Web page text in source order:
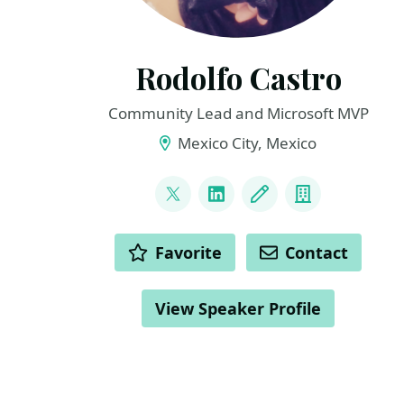
Rodolfo Castro
Community Lead and Microsoft MVP
Mexico City, Mexico
@steampunkcloud
LinkedInBlog Company
ACTIONS Favorite Contact
View Speaker Profile